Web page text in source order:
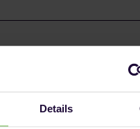
Details
behulpzaam graag
ik hier weer.